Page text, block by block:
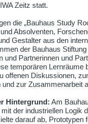
Zeitz statt.
die „Bauhaus Study
Absolventen,
Gestalter aus den
der Bauhaus
und Partnerinnen und
temporären Lernräume
offenen Diskussionen,
und zur Zusammenarbeit
Hintergrund: Am
der industriellen Logik
darauf ab, Prototypen